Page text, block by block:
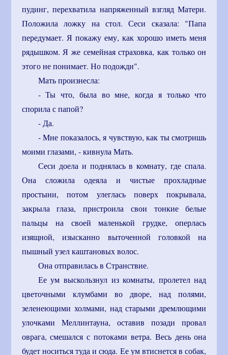
пудинг, перехватила напряженный взгляд Матери.
Положила ложку на стол. Сеси сказала: "Папа
передумает. Я покажу ему, как хорошо иметь меня
рядышком. Я же семейная страховка, как только он
этого не понимает. Но подожди".
Мать произнесла:
- Ты что, была во мне, когда я только что
спорила с папой?
- Да.
- Мне показалось, я чувствую, как ты смотришь
моими глазами, - кивнула Мать.
Сеси доела и поднялась в комнату, где спала.
Она сложила одеяла и чистые прохладные
простыни, потом улеглась поверх покрывала,
закрыла глаза, пристроила свои тонкие белые
пальцы на своей маленькой грудке, оперлась
изящной, изысканно выточенной головкой на
пышный узел каштановых волос.
Она отправилась в Странствие.
Ее ум выскользнул из комнаты, пролетел над
цветочными клумбами во дворе, над полями,
зеленеющими холмами, над старыми дремлющими
улочками Меллинтауна, оставив позади провал
оврага, смешался с потоками ветра. Весь день она
будет носиться туда и сюда. Ее ум втиснется в собак,